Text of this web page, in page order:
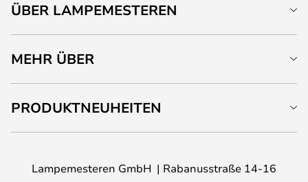
ÜBER LAMPEMESTEREN
MEHR ÜBER
PRODUKTNEUHEITEN
Lampemesteren GmbH Rabanusstraße 14-16